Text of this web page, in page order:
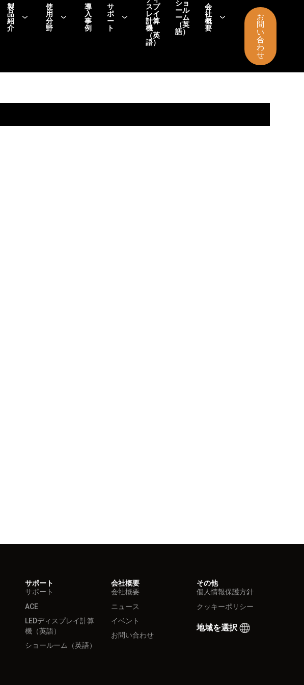
製
品
紹
介
使
用
分
野
導
入
事
例
サ
ポ
ー
ト
スプ
レイ
計算
機
（英
語）
ショ
ール
ーム
（英
語）
会
社
概
要
お
問
い
合
わ
せ
サポート
サポート
ACE
LEDディスプレイ計算
機（英語）
ショールーム（英語）
会社概要
会社概要
ニュース
イベント
お問い合わせ
その他
個人情報保護方針
クッキーポリシー
地域を選択